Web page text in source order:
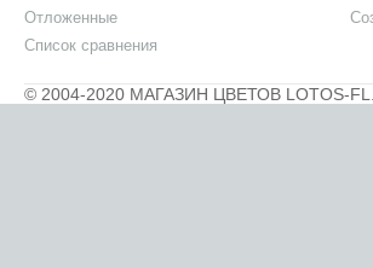
Отложенные
Список сравнения
© 2004-2020 МАГАЗИН ЦВЕТОВ LOTOS-